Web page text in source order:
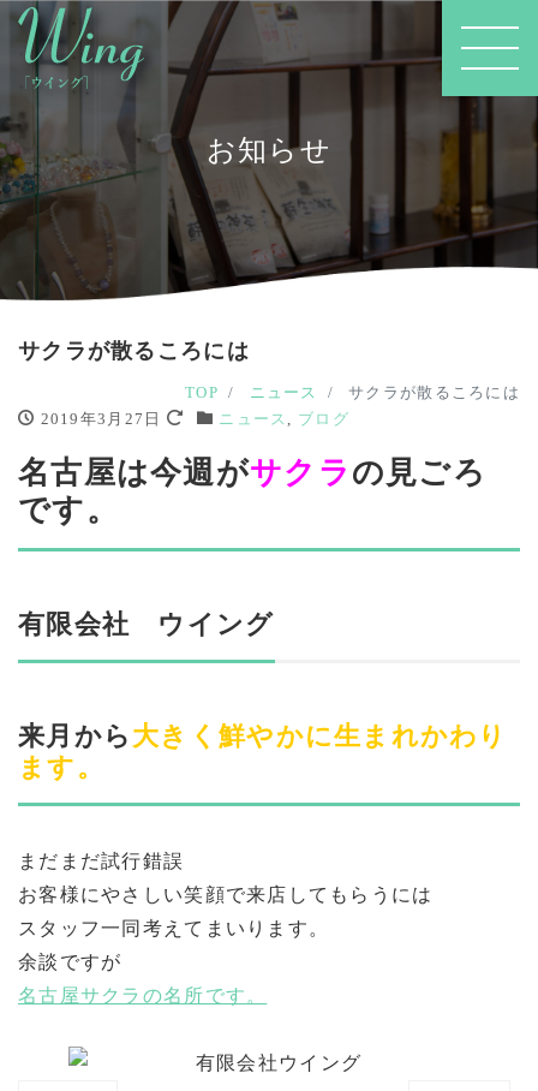
お知らせ
サクラが散るころには
TOP ニュース
サクラが散るころには
2019年3月27日
ニュース , ブログ
名古屋は今週がサクラ の見ごろ
です。
有限会社 ウイング
来月から 大きく鮮やかに生まれかわり
ます。
まだまだ試行錯誤
お客様にやさしい笑顔で来店してもらうには
スタッフ一同考えてまいります。
余談ですが
名古屋サクラの名所です。